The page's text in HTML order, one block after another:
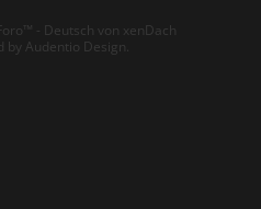
- Deutsch von xenDach
by Audentio Design.